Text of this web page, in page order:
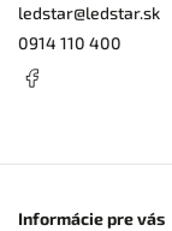
ledstar@ledstar.sk
0914 110 400
Informácie pre vás